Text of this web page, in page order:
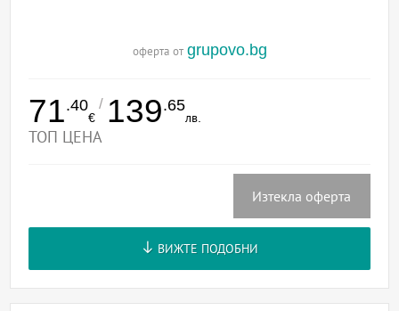
оферта от grupovo.bg
71.40
€
/ 139.65
лв.
ТОП ЦЕНА
Изтекла оферта
ВИЖТЕ ПОДОБНИ